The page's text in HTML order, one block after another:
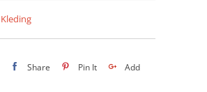
Kleding
Share Pin It Add